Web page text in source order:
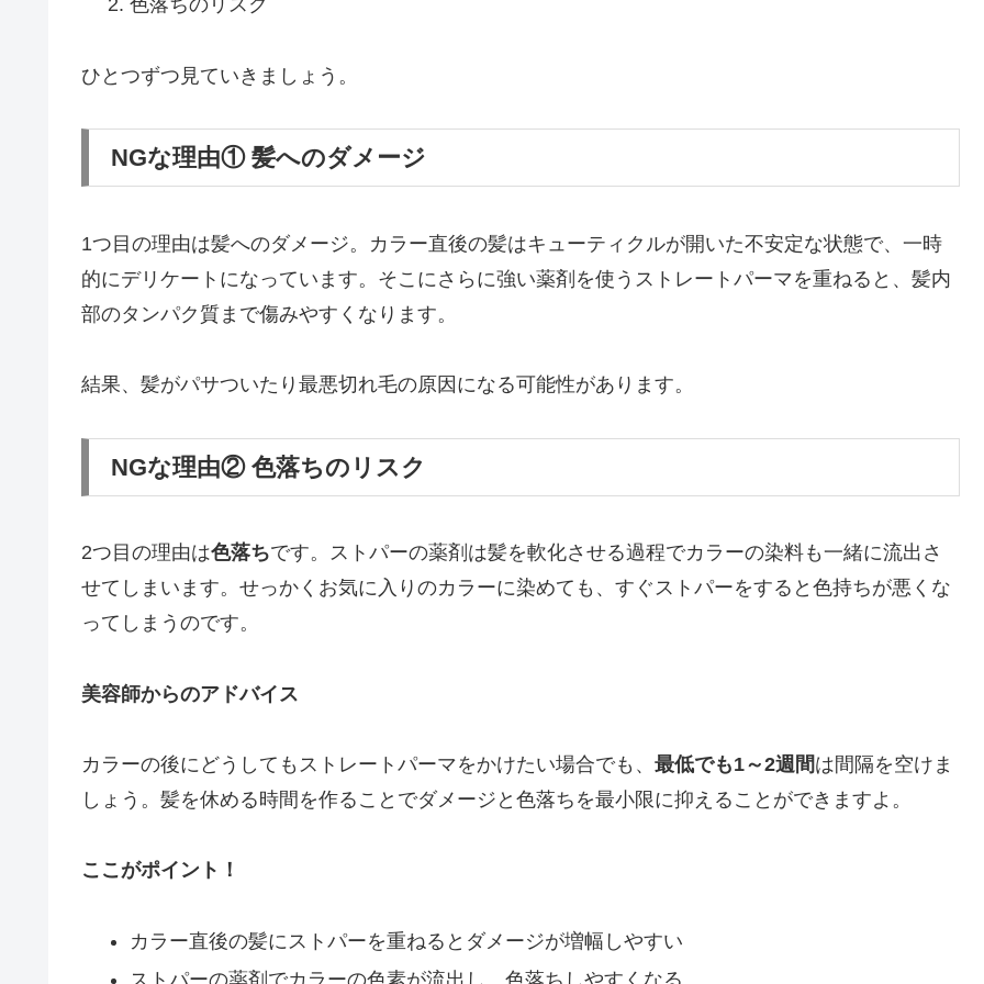
色落ちのリスク
ひとつずつ見ていきましょう。
NGな理由① 髪へのダメージ
1つ目の理由は髪へのダメージ。カラー直後の髪はキューティクルが開いた不安定な状態で、一時
的にデリケートになっています。そこにさらに強い薬剤を使うストレートパーマを重ねると、髪内
部のタンパク質まで傷みやすくなります。
結果、髪がパサついたり最悪切れ毛の原因になる可能性があります。
NGな理由② 色落ちのリスク
2つ目の理由は色落ちです。ストパーの薬剤は髪を軟化させる過程でカラーの染料も一緒に流出さ
せてしまいます。せっかくお気に入りのカラーに染めても、すぐストパーをすると色持ちが悪くな
ってしまうのです。
美容師からのアドバイス
カラーの後にどうしてもストレートパーマをかけたい場合でも、 最低でも1～2週間は間隔を空けま
しょう。髪を休める時間を作ることでダメージと色落ちを最小限に抑えることができますよ。
ここがポイント！
カラー直後の髪にストパーを重ねるとダメージが増幅しやすい